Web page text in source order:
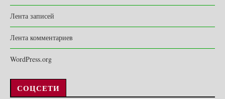
Лента записей
Лента комментариев
WordPress.org
СОЦСЕТИ